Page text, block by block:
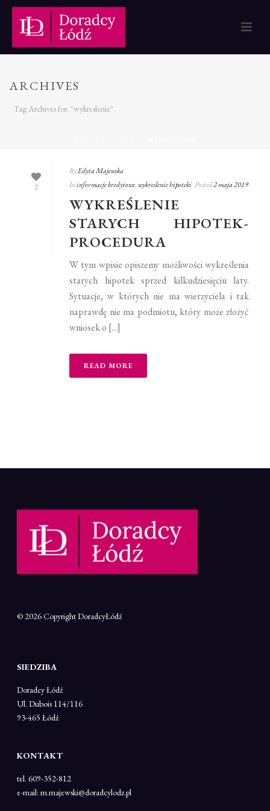
ARCHIVES
Tag Archives for: "wykreslenie"
2
ByEdyta Majewska
Ininformacje kredytowe,wykreslenie hipoteki Posted2 maja 2019
WYKREŚLENIE
STARYCH HIPOTEK-
PROCEDURA
W tym wpisie opiszemy możliwości wykreślenia
starych hipotek sprzed kilkudziesięciu laty.
Sytuacje, w których nie ma wierzyciela i tak
naprawdę nie ma podmiotu, który może złożyć
wniosek o [...]
READ MORE
© 2026 CopyrightDoradcyŁódź
SIEDZIBA
Doradcy Łódź
Ul. Dubois 114/116
93-465 Łódź
KONTAKT
tel. 609-352-812
e-mail: m.majewski@doradcylodz.pl